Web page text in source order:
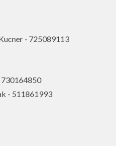
- 725089113
- 511861993